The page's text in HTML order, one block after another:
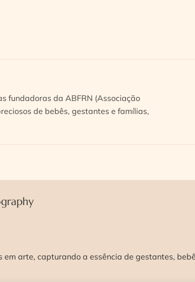
fundadoras da ABFRN (Associação
de bebês, gestantes e famílias,
arte, capturando a essência de gestantes,